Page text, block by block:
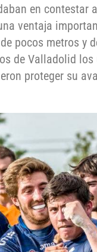
en
ventaja
pocos metros y
de Valladolid
proteger su